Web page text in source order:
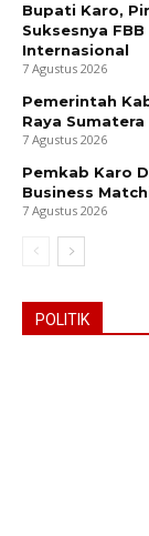
Bupati Karo,
Suksesnya
Internasional
7 Agustus 2026
Pemerintah
Raya
7 Agustus 2026
Pemkab Karo
Business
7 Agustus 2026
POLITIK